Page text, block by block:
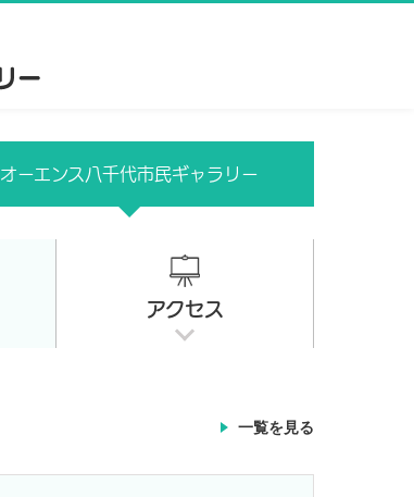
オーエンス八千代市民ギャラリー
アクセス
一覧を見る